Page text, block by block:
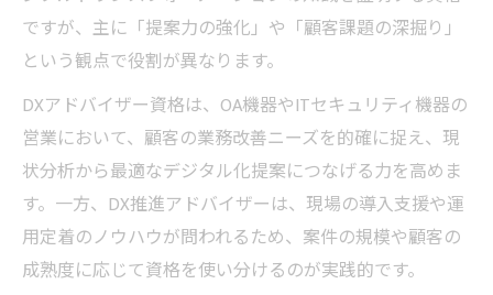
ですが、主に「提案力の強化」や「顧客課題の深掘り」
という観点で役割が異なります。
DXアドバイザー資格は、OA機器やITセキュリティ機器の
営業において、顧客の業務改善ニーズを的確に捉え、現
状分析から最適なデジタル化提案につなげる力を高めま
す。一方、DX推進アドバイザーは、現場の導入支援や運
用定着のノウハウが問われるため、案件の規模や顧客の
成熟度に応じて資格を使い分けるのが実践的です。